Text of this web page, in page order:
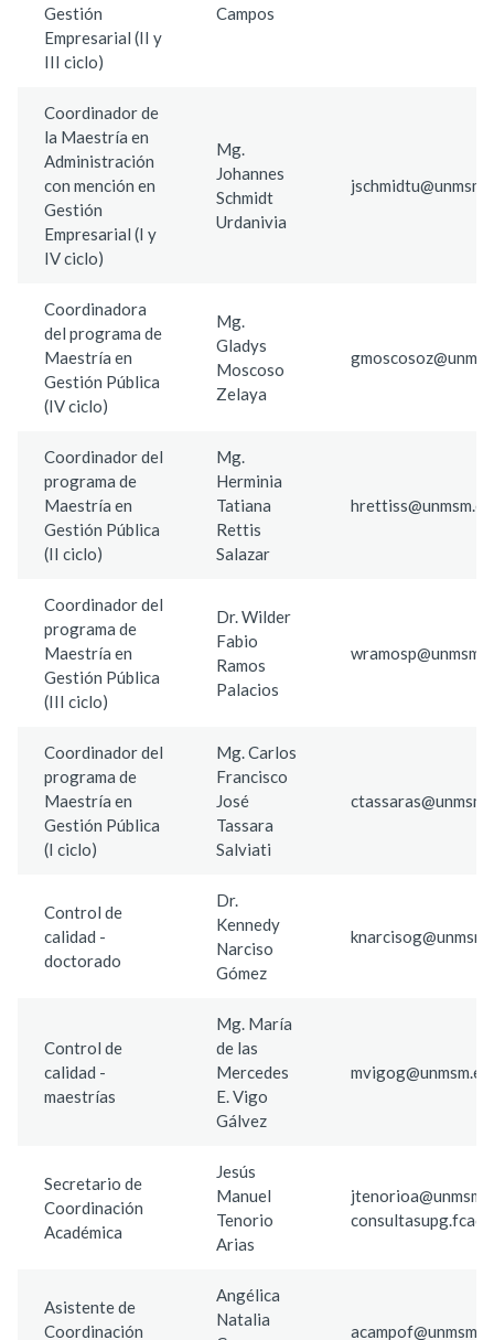
Gestión
Empresarial (II y
III ciclo)
Campos
Coordinador de
la Maestría en
Administración
con mención en
Gestión
Empresarial (I y
IV ciclo)
Mg.
Johannes
Schmidt
Urdanivia
Coordinadora
del programa de
Maestría en
Gestión Pública
(IV ciclo)
Mg.
Gladys
Moscoso
Zelaya
Coordinador del
programa de
Maestría en
Gestión Pública
(II ciclo)
Mg.
Herminia
Tatiana
Rettis
Salazar
Coordinador del
programa de
Maestría en
Gestión Pública
(III ciclo)
Dr. Wilder
Fabio
Ramos
Palacios
Coordinador del
programa de
Maestría en
Gestión Pública
(I ciclo)
Mg. Carlos
Francisco
José
Tassara
Salviati
Control de
calidad -
doctorado
Dr.
Kennedy
Narciso
Gómez
Control de
calidad -
maestrías
Mg. María
de las
Mercedes
E. Vigo
Gálvez
Secretario de
Coordinación
Académica
Jesús
Manuel
Tenorio
Arias
Asistente de
Coordinación
Angélica
Natalia